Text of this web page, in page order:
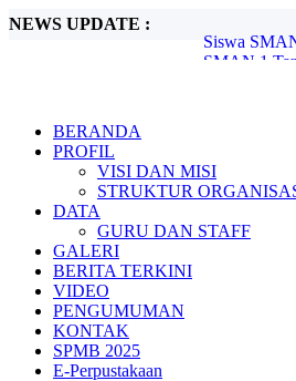
NEWS UPDATE :
Siswa
SMAN 1
Pemuda
IHT
Cintai
SMAN 1
BERANDA
PROFIL
VISI DAN MISI
STRUKTUR
DATA
GURU DAN STAFF
GALERI
BERITA TERKINI
VIDEO
PENGUMUMAN
KONTAK
SPMB 2025
E-Perpustakaan